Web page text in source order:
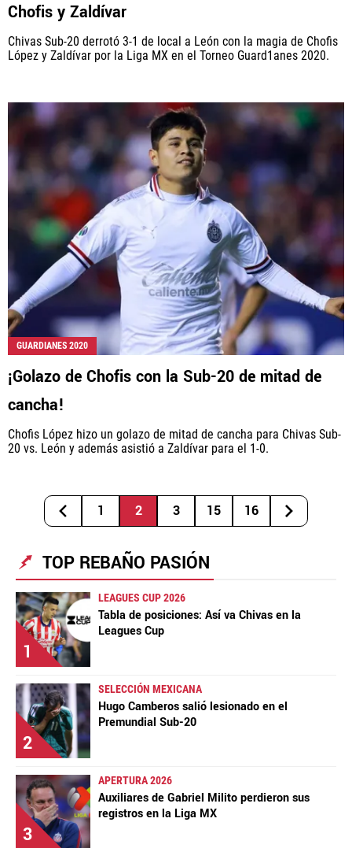
Chofis y Zaldívar
Chivas Sub-20 derrotó 3-1 de local a León con la magia de Chofis
López y Zaldívar por la Liga MX en el Torneo Guard1anes 2020.
GUARDIANES 2020
¡Golazo de Chofis con la Sub-20 de mitad de
cancha!
Chofis López hizo un golazo de mitad de cancha para Chivas Sub-
20 vs. León y además asistió a Zaldívar para el 1-0.
1 2 3 15 16
TOP REBAÑO PASIÓN
1
LEAGUES CUP 2026
Tabla de posiciones: Así va Chivas en la
Leagues Cup
2
SELECCIÓN MEXICANA
Hugo Camberos salió lesionado en el
Premundial Sub-20
3
APERTURA 2026
Auxiliares de Gabriel Milito perdieron sus
registros en la Liga MX